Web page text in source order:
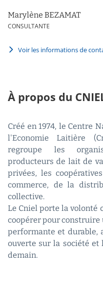
Marylène BEZAMAT
CONSULTANTE
Voir les informations de
À propos du
Créé en 1974, le Centre
l'Economie Laitière
regroupe les
producteurs de lait de
privées, les
commerce, de la
collective.
Le Cniel porte la volonté
coopérer pour
performante et durable,
ouverte sur la société
demain.